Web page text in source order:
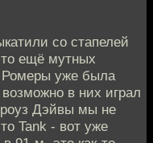
со стапелей
ещё мутных
уже была
в них играл
Дэйвы мы не
Tank - вот уже